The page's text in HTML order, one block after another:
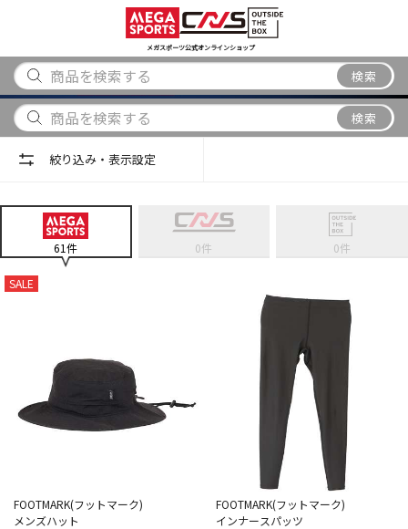
メガスポーツ公式オンラインショップ
検索
アウトドア
から探す
ブランド
から探す
検索
絞り込み・表示設定
61件 0件 0件
SALE
FOOTMARK(フットマーク)
メンズハット
FOOTMARK(フットマーク)
インナースパッツ